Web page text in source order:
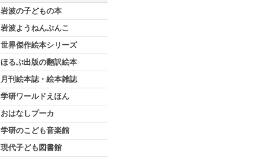
岩波の子どもの本
岩波ようねんぶんこ
世界傑作絵本シリーズ
ほるぷ出版の翻訳絵本
月刊絵本誌・絵本雑誌
学研ワールドえほん
おはなしプーカ
学研のこども音楽館
現代子ども図書館